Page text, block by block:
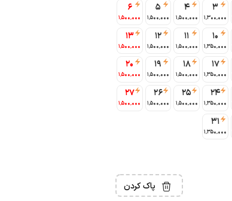
3
1٬300٬000
4
1٬500٬000
5
1٬500٬000
6
1٬500٬000
10
1٬350٬000
11
1٬500٬000
12
1٬500٬000
13
1٬500٬000
17
1٬350٬000
18
1٬500٬000
19
1٬500٬000
20
1٬500٬000
24
1٬350٬000
25
1٬500٬000
26
1٬500٬000
27
1٬500٬000
31
1٬350٬000
پاک کردن